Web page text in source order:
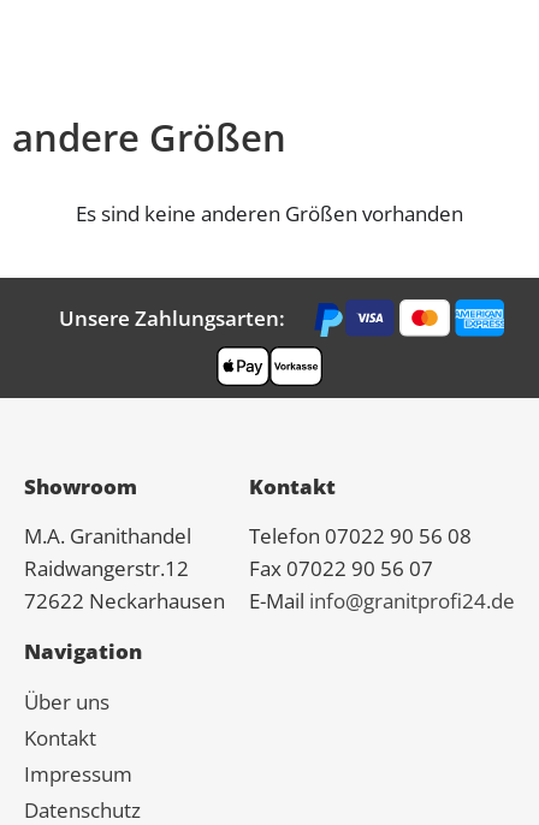
andere Größen
Es sind keine anderen Größen vorhanden
Unsere Zahlungsarten:
Showroom
M.A. Granithandel
Raidwangerstr.12
72622 Neckarhausen
Kontakt
Telefon 07022 90 56 08
Fax 07022 90 56 07
E-Mail info@granitprofi24.de
Navigation
Über uns
Kontakt
Impressum
Datenschutz